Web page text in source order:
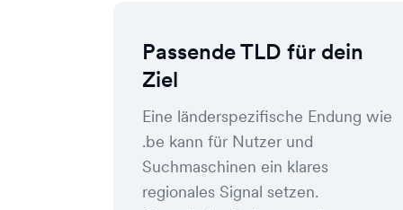
Passende TLD für dein
Ziel
Eine länderspezifische Endung wie
.be kann für Nutzer und
Suchmaschinen ein klares
regionales Signal setzen.